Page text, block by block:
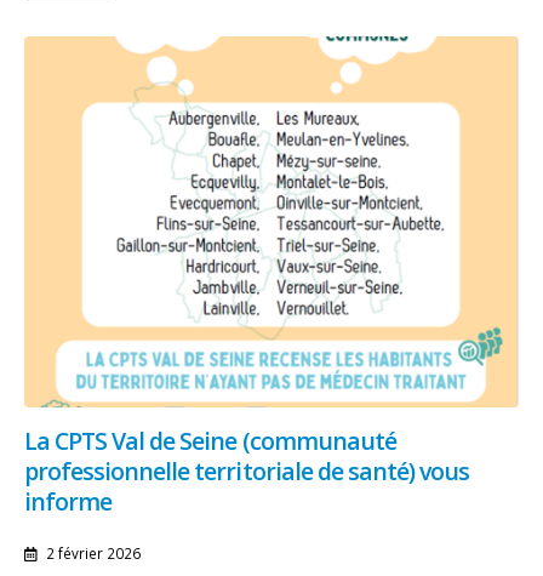
La CPTS Val de Seine (communauté
professionnelle territoriale de santé) vous
informe
2 février 2026